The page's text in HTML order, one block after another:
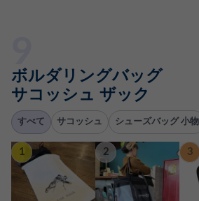
ボルダリングバッグ
サコッシュ ザック
すべて サコッシュ シューズバッグ 小物
1 2 3